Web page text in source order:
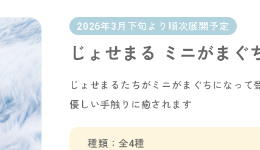
2026年3月下旬より順次展開予定
じょせまる ミニがまぐ
じょせまるたちがミニがまぐちになって
優しい手触りに癒されます
種類：全4種